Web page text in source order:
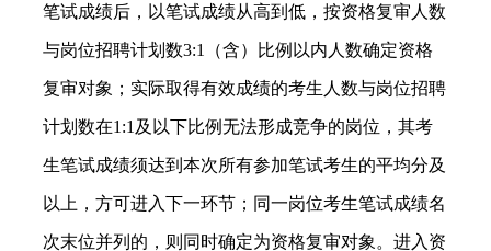
笔试成绩后，以笔试成绩从高到低，按资格复审人数
与岗位招聘计划数3:1（含）比例以内人数确定资格
复审对象；实际取得有效成绩的考生人数与岗位招聘
计划数在1:1及以下比例无法形成竞争的岗位，其考
生笔试成绩须达到本次所有参加笔试考生的平均分及
以上，方可进入下一环节；同一岗位考生笔试成绩名
次末位并列的，则同时确定为资格复审对象。进入资